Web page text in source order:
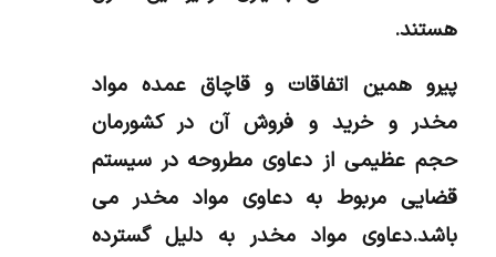
هستند.
پیرو همین اتفاقات و قاچاق عمده مواد
مخدر و خرید و فروش آن در کشورمان
حجم عظیمی از دعاوی مطروحه در سیستم
قضایی مربوط به دعاوی مواد مخدر می
باشد.دعاوی مواد مخدر به دلیل گسترده